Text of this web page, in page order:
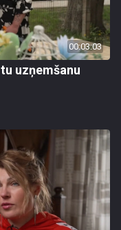
00:03:03
uzņemšanu